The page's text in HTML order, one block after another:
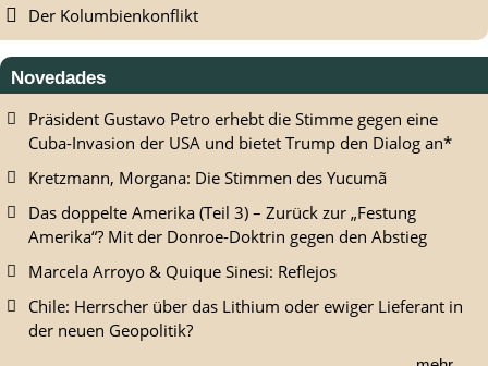
Der Kolumbienkonflikt
Novedades
Präsident Gustavo Petro erhebt die Stimme gegen eine
Cuba-Invasion der USA und bietet Trump den Dialog an*
Kretzmann, Morgana: Die Stimmen des Yucumã
Das doppelte Amerika (Teil 3) – Zurück zur „Festung
Amerika“? Mit der Donroe-Doktrin gegen den Abstieg
Marcela Arroyo & Quique Sinesi: Reflejos
Chile: Herrscher über das Lithium oder ewiger Lieferant in
der neuen Geopolitik?